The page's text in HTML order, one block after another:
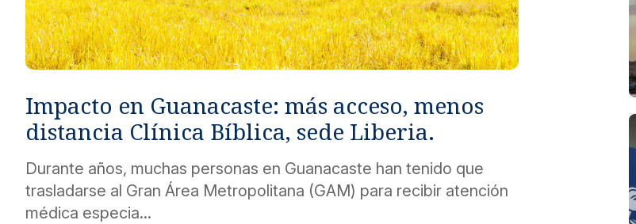
Impacto en Guanacaste: más acceso, menos
distancia Clínica Bíblica, sede Liberia.
Durante años, muchas personas en Guanacaste han tenido que
trasladarse al Gran Área Metropolitana (GAM) para recibir atención
médica especia...